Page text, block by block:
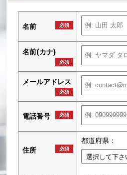
名前 必須
名前(カナ)
必須
メールアドレス
必須
電話番号 必須
住所 必須
都道府県：